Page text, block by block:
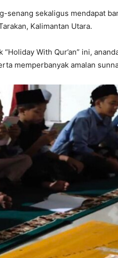
senang sekaligus mendapat
Kalimantan Utara.
With Qur’an” ini,
memperbanyak amalan